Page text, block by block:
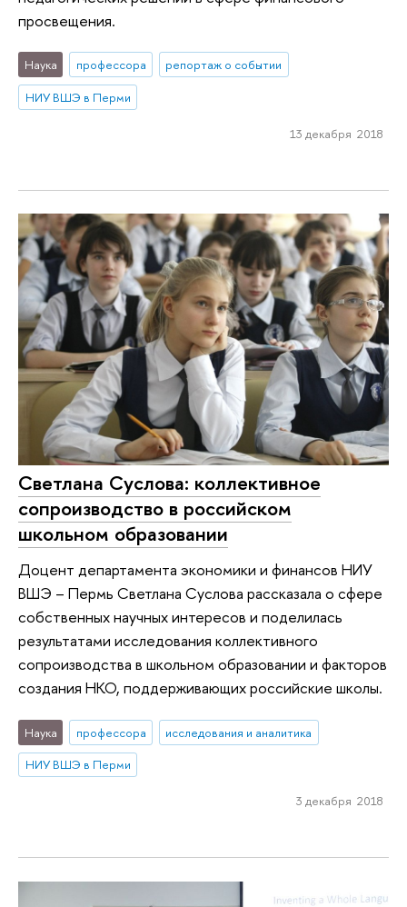
просвещения.
Наука профессора
репортаж о событии
НИУ ВШЭ в Перми
13 декабря 2018
Светлана Суслова: коллективное
сопроизводство в российском
школьном образовании
Доцент департамента экономики и финансов НИУ
ВШЭ – Пермь Светлана Суслова рассказала о сфере
собственных научных интересов и поделилась
результатами исследования коллективного
сопроизводства в школьном образовании и факторов
создания НКО, поддерживающих российские школы.
Наука профессора
исследования и аналитика
НИУ ВШЭ в Перми
3 декабря 2018